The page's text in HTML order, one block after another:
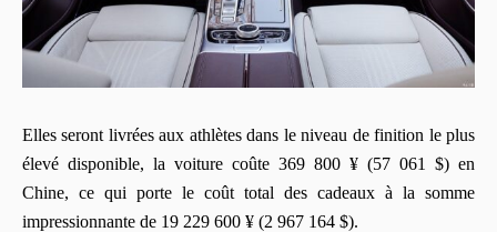
Elles seront livrées aux athlètes dans le niveau de finition le plus
élevé disponible, la voiture coûte 369 800 ¥ (57 061 $) en
Chine, ce qui porte le coût total des cadeaux à la somme
impressionnante de 19 229 600 ¥ (2 967 164 $).